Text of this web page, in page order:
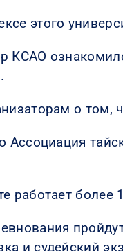
этого
КСАО
о том,
Ассоциация
работает
и судейский